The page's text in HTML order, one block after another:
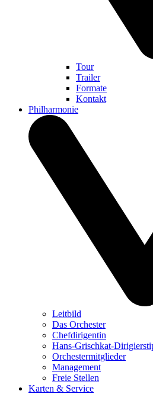
Tour
Trailer
Formate
Kontakt
Philharmonie
Leitbild
Das Orchester
Chefdirigentin
Hans-Grischkat-
Orchestermitglieder
Management
Freie Stellen
Karten & Service